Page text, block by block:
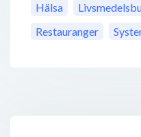
Hälsa
Restauranger